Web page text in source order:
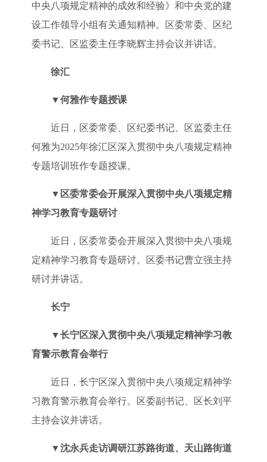
中央八项规定精神的成效和经验》和中央党的建
设工作领导小组有关通知精神。区委常委、区纪
委书记、区监委主任李晓辉主持会议并讲话。
徐汇
▼何雅作专题授课
近日，区委常委、区纪委书记、区监委主任
何雅为2025年徐汇区深入贯彻中央八项规定精神
专题培训班作专题授课。
▼ 区委常委会开展深入贯彻中央八项规定精
神学习教育专题研讨
近日，区委常委会开展深入贯彻中央八项规
定精神学习教育专题研讨。区委书记曹立强主持
研讨并讲话。
长宁
▼长宁区深入贯彻中央八项规定精神学习教
育警示教育会举行
近日，长宁区深入贯彻中央八项规定精神学
习教育警示教育会举行。区委副书记、区长刘平
主持会议并讲话。
▼沈永兵走访调研江苏路街道、天山路街道